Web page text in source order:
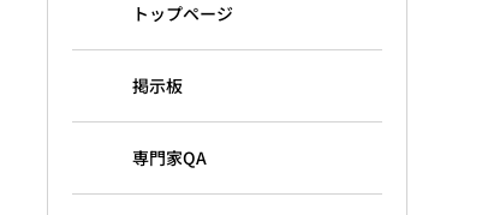
トップページ
掲示板
専門家QA